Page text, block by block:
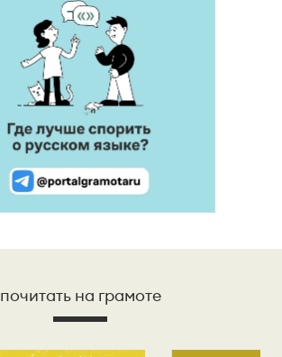
почитать на грамоте